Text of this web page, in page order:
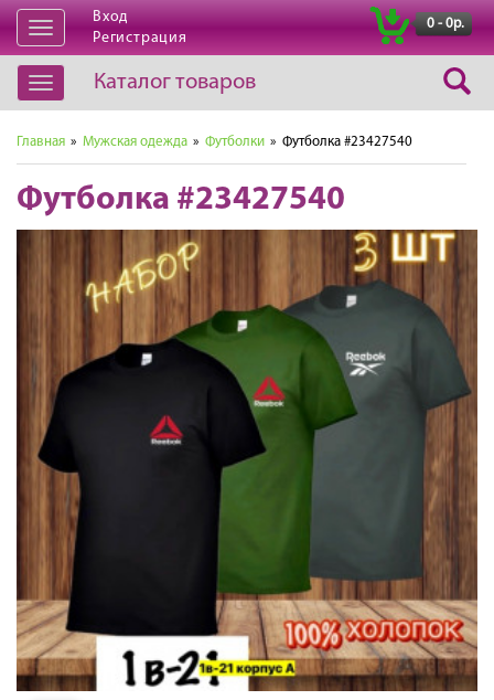
Открыть
навигацию
Вход
Регистрация
0 - 0р.
Открыть
навигацию
Каталог товаров
Главная » Мужская одежда » Футболки » Футболка #23427540
Футболка #23427540